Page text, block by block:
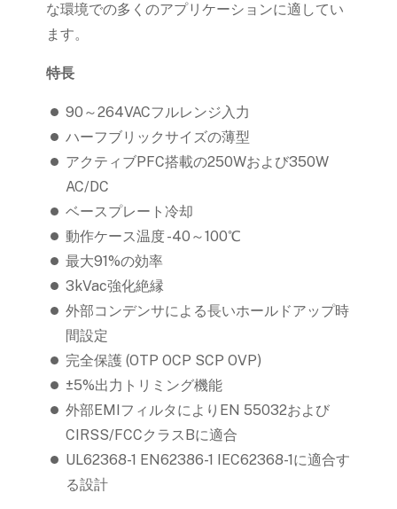
な環境での多くのアプリケーションに適してい
ます。
特長
90～264VACフルレンジ入力
ハーフブリックサイズの薄型
アクティブPFC搭載の250Wおよび350W
AC/DC
ベースプレート冷却
動作ケース温度 -40～100℃
最大91%の効率
3kVac強化絶縁
外部コンデンサによる長いホールドアップ時
間設定
完全保護 (OTP OCP SCP OVP)
±5%出力トリミング機能
外部EMIフィルタによりEN 55032および
CIRSS/FCCクラスBに適合
UL62368-1 EN62386-1 IEC62368-1に適合す
る設計